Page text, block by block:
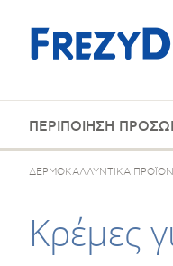
ΠΕΡΙΠΟΙΗΣΗ
ΔΕΡΜΟΚΑΛΛΥΝΤΙΚΑ
Κρέμες